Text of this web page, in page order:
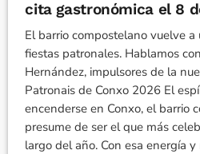
cita gastronómica el 8
El barrio compostelano vuelve a
fiestas patronales. Hablamos
Hernández, impulsores de la
Patronais de Conxo 2026 El
encenderse en Conxo, el barrio
presume de ser el que más
largo del año. Con esa energía